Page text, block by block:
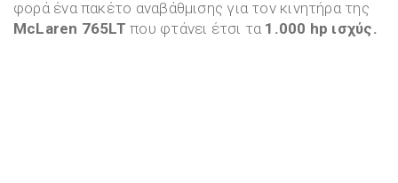
φορά ένα πακέτο αναβάθμισης για τον κινητήρα της
McLaren 765LTπου φτάνει έτσι τα1.000 hp ισχύς.